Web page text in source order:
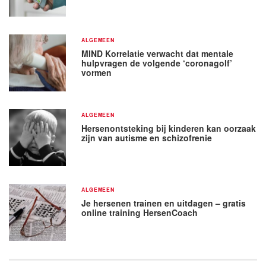
ALGEMEEN
MIND Korrelatie verwacht dat mentale
hulpvragen de volgende ‘coronagolf’
vormen
ALGEMEEN
Hersenontsteking bij kinderen kan oorzaak
zijn van autisme en schizofrenie
ALGEMEEN
Je hersenen trainen en uitdagen – gratis
online training HersenCoach